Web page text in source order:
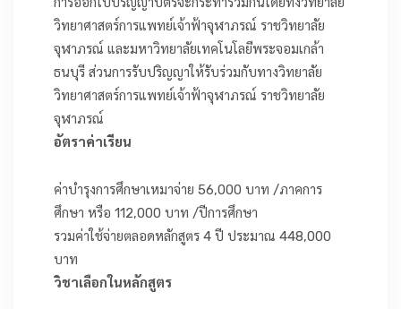
วิทยาศาสตร์การแพทย์เจ้าฟ้าจุฬาภรณ์ ราชวิทยาลัย
จุฬาภรณ์ และมหาวิทยาลัยเทคโนโลยีพระจอมเกล้า
ธนบุรี ส่วนการรับปริญญาให้รับร่วมกับทางวิทยาลัย
วิทยาศาสตร์การแพทย์เจ้าฟ้าจุฬาภรณ์ ราชวิทยาลัย
จุฬาภรณ์
อัตราค่าเรียน
ค่าบำรุงการศึกษาเหมาจ่าย 56,000 บาท /ภาคการ
ศึกษา หรือ 112,000 บาท /ปีการศึกษา
รวมค่าใช้จ่ายตลอดหลักสูตร 4 ปี ประมาณ 448,000
บาท
วิชาเลือกในหลักสูตร